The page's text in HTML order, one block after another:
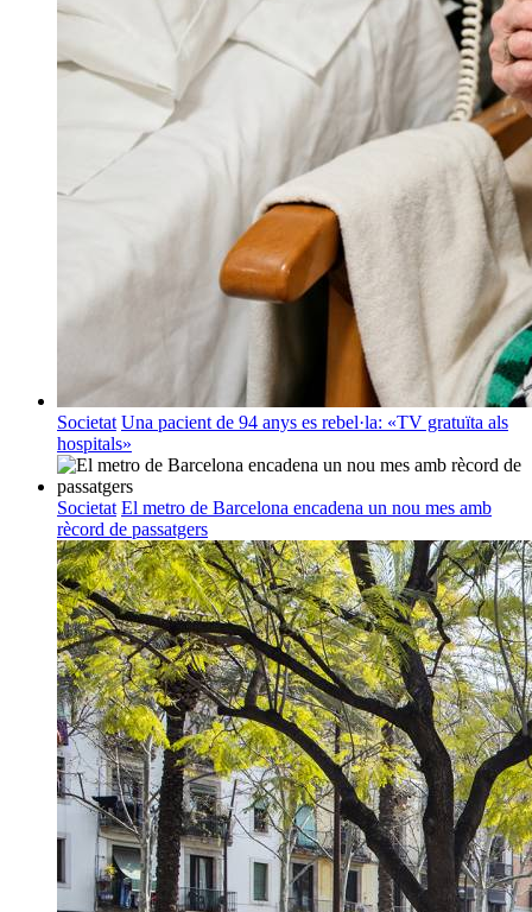
Societat Una pacient de 94 anys es rebel·la: «TV gratuïta als
hospitals»
Societat El metro de Barcelona encadena un nou mes amb
rècord de passatgers